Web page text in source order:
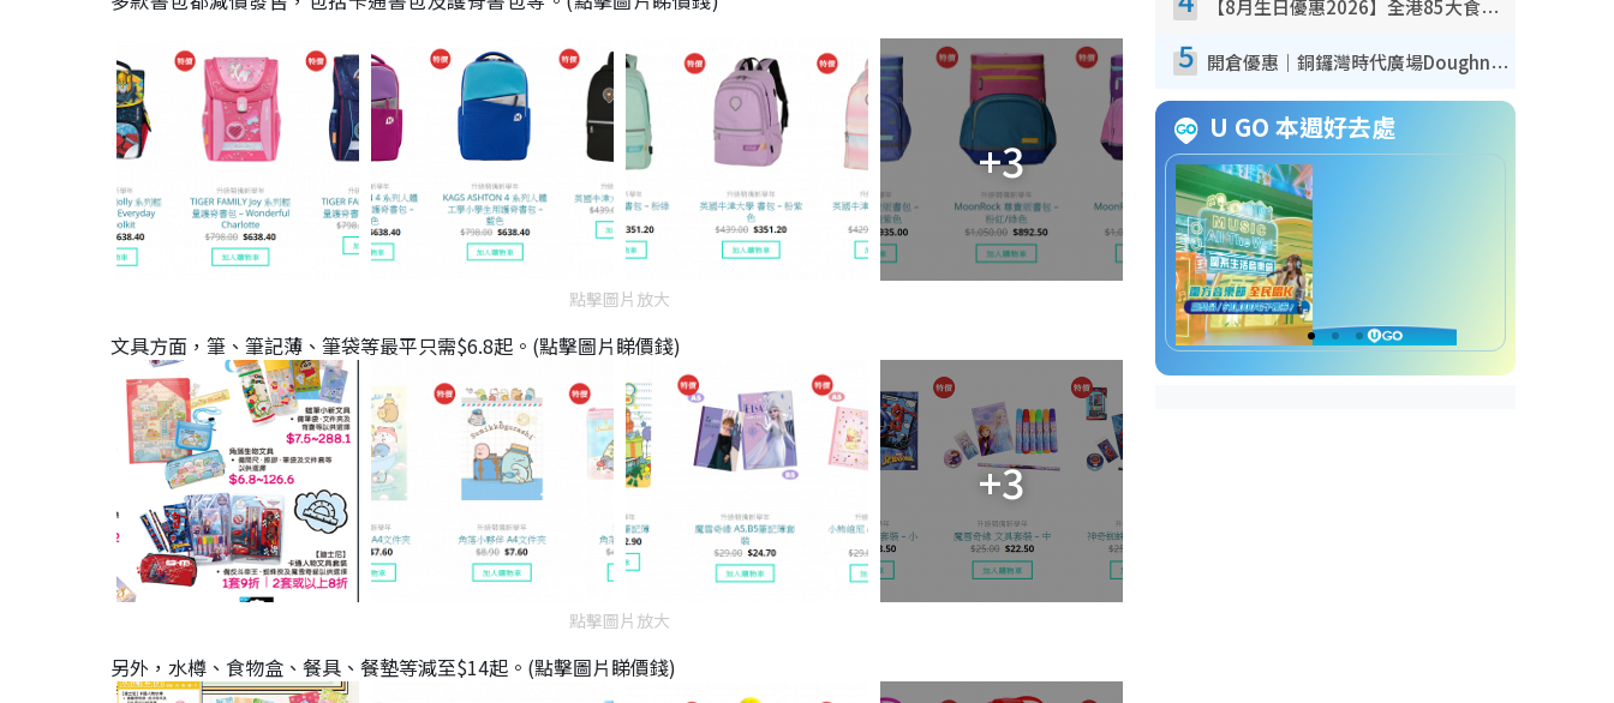
+3
點擊圖片放大
文具方面，筆、筆記薄、筆袋等最平只需$6.8起。(點擊圖片睇價錢)
+3
點擊圖片放大
另外，水樽、食物盒、餐具、餐墊等減至$14起。(點擊圖片睇價錢)
【8月生日優惠2026】全港85大食買玩著數攻略 自助餐/火鍋放題同行免費＋誠品/DONKI送現金券
5 開倉優惠｜銅鑼灣時代廣場Doughnut/Campo Marzio開倉低至1折！背囊、書包、手袋劈價$200起
U GO 本週好去處